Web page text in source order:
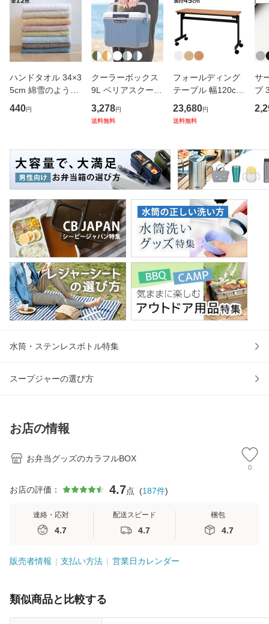
ハンドタオル 34×3
5cm 綿雪のような
タオル ベルベット
カラー （ タオル
ンカチ 洗面タオル
綿 コッ
440円
クーラーボックス
9L ベリアスクーラ
ー ハードタイプ （
保冷 クーラーBOX
ックス 9リットル
キャン
3,278円
送料無料
フォールディング
テーブル 幅120cm
奥行き45cm キャ
スター付き 折りた
ッキング 会議机 ミ
ーティング
23,680円
送料無料
サ
プ
フ
ス
マ
保
水筒・ステンレスボトル特集
スープジャーの選び方
お店の情報
お弁当グッズのカラフルBOX
0
お店の評価： 4.7点 (187件)
連絡・応対
4.7
配送スピード
4.7
梱包
4.7
販売者情報 支払い方法 営業日カレンダー
類似商品と比較する